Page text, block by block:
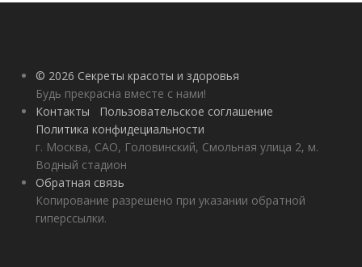
© 2026 Секреты красоты и здоровья
Будь прекрасна вместе с нами!
Контакты
Пользовательское соглашение
Политика конфидециальности
г. Москва, САО, Головинский, Смольная улица 2, м.
Водный стадион
Обратная связь
Копирование разрешено при указании обратной
гиперссылки.